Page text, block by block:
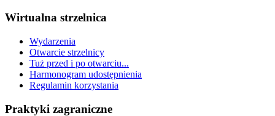
Wirtualna strzelnica
Wydarzenia
Otwarcie strzelnicy
Tuż przed i po otwarciu...
Harmonogram udostępnienia
Regulamin korzystania
Praktyki zagraniczne